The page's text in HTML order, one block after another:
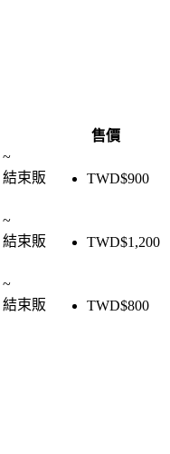
售價
~
結束販
TWD$900
~
結束販
TWD$1,200
~
結束販
TWD$800